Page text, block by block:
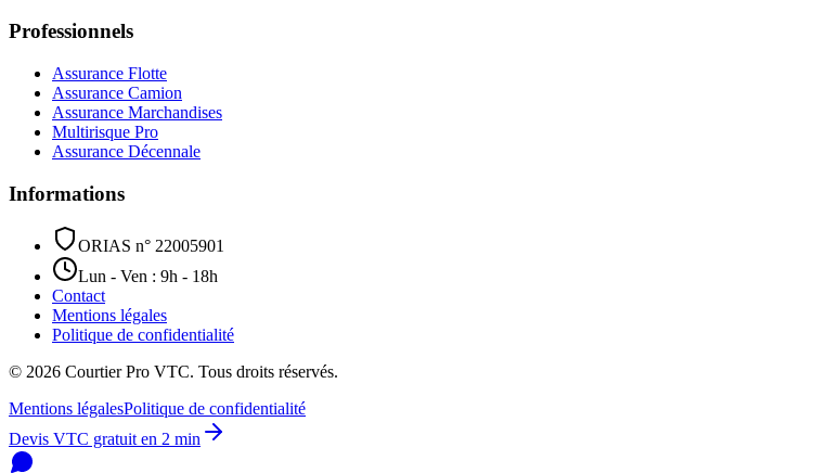
Professionnels
Assurance Flotte
Assurance Camion
Assurance Marchandises
Multirisque Pro
Assurance Décennale
Informations
ORIAS n° 22005901
Lun - Ven : 9h - 18h
Contact
Mentions légales
Politique de confidentialité
© 2026 Courtier Pro VTC. Tous droits réservés.
Mentions légalesPolitique de confidentialité
Devis VTC gratuit en 2 min